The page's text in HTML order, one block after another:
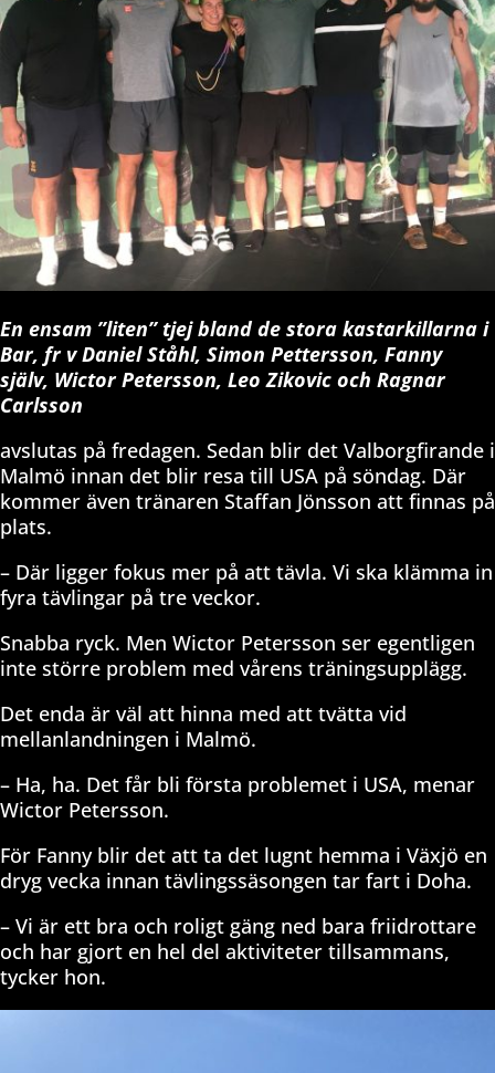
En ensam ”liten” tjej bland de stora kastarkillarna i
Bar, fr v Daniel Ståhl, Simon Pettersson, Fanny
själv, Wictor Petersson, Leo Zikovic och Ragnar
Carlsson
avslutas på fredagen. Sedan blir det Valborgfirande i
Malmö innan det blir resa till USA på söndag. Där
kommer även tränaren Staffan Jönsson att finnas på
plats.
– Där ligger fokus mer på att tävla. Vi ska klämma in
fyra tävlingar på tre veckor.
Snabba ryck. Men Wictor Petersson ser egentligen
inte större problem med vårens träningsupplägg.
Det enda är väl att hinna med att tvätta vid
mellanlandningen i Malmö.
– Ha, ha. Det får bli första problemet i USA, menar
Wictor Petersson.
För Fanny blir det att ta det lugnt hemma i Växjö en
dryg vecka innan tävlingssäsongen tar fart i Doha.
– Vi är ett bra och roligt gäng ned bara friidrottare
och har gjort en hel del aktiviteter tillsammans,
tycker hon.